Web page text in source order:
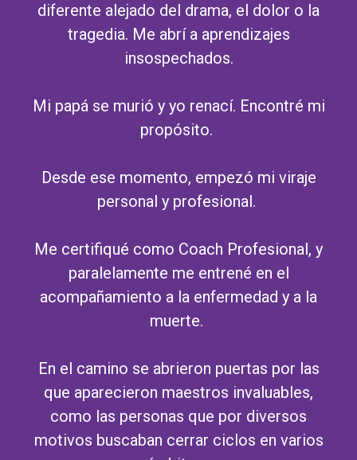
diferente alejado del drama, el dolor o la
tragedia. Me abrí a aprendizajes
insospechados.
Mi papá se murió y yo renací. Encontré mi
propósito.
Desde ese momento, empezó mi viraje
personal y profesional.
Me certifiqué como Coach Profesional, y
paralelamente me entrené en el
acompañamiento a la enfermedad y a la
muerte.
En el camino se abrieron puertas por las
que aparecieron maestros invaluables,
como las personas que por diversos
motivos buscaban cerrar ciclos en varios